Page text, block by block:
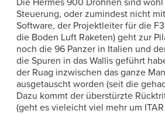
Steuerung, oder zumindest nicht
Software, der Projektleiter für die
die Boden Luft Raketen) geht zur
noch die 96 Panzer in Italien und
die Spuren in das Wallis geführt
der Ruag inzwischen das ganze
ausgetauscht worden (seit die
Dazu kommt der überstürzte
(geht es vieleicht viel mehr um